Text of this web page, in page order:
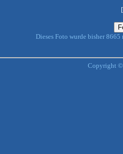
Dieses Foto wurde bisher
Copyright ©